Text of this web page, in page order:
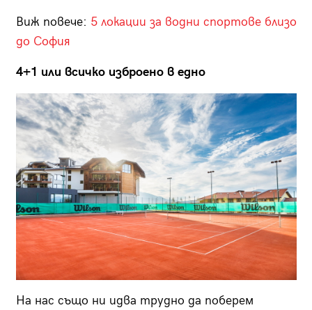
Виж повече: 5 локации за водни спортове близо
до София
4+1 или всичко изброено в едно
На нас също ни идва трудно да поберем